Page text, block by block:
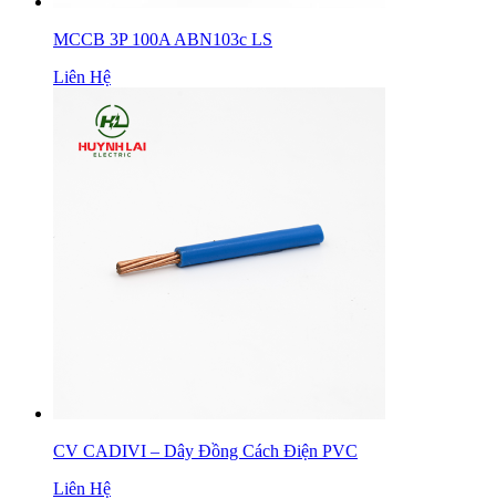
MCCB 3P 100A ABN103c LS
Liên Hệ
CV CADIVI – Dây Đồng Cách Điện PVC
Liên Hệ